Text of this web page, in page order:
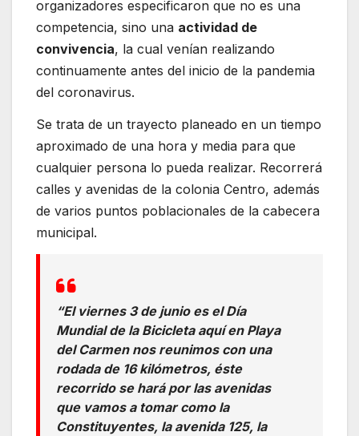
organizadores especificaron que no es una
competencia, sino una actividad de
convivencia, la cual venían realizando
continuamente antes del inicio de la pandemia
del coronavirus.
Se trata de un trayecto planeado en un tiempo
aproximado de una hora y media para que
cualquier persona lo pueda realizar. Recorrerá
calles y avenidas de la colonia Centro, además
de varios puntos poblacionales de la cabecera
municipal.
“El viernes 3 de junio es el Día
Mundial de la Bicicleta aquí en Playa
del Carmen nos reunimos con una
rodada de 16 kilómetros, éste
recorrido se hará por las avenidas
que vamos a tomar como la
Constituyentes, la avenida 125, la